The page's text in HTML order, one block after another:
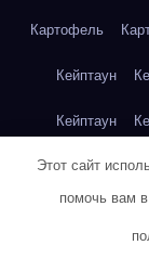
Картофель
Кейптаун
Кейптаун
Кейптаун
Этот сайт
помочь вам